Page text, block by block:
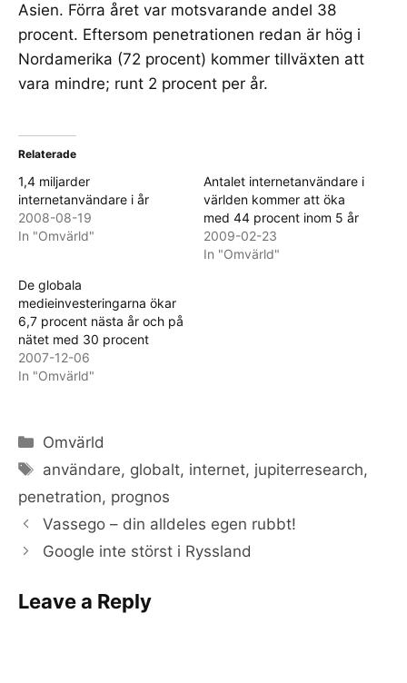
Asien. Förra året var motsvarande andel 38
procent. Eftersom penetrationen redan är hög i
Nordamerika (72 procent) kommer tillväxten att
vara mindre; runt 2 procent per år.
Relaterade
1,4 miljarder
internetanvändare i år
2008-08-19
In "Omvärld"
Antalet internetanvändare i
världen kommer att öka
med 44 procent inom 5 år
2009-02-23
In "Omvärld"
De globala
medieinvesteringarna ökar
6,7 procent nästa år och på
nätet med 30 procent
2007-12-06
In "Omvärld"
Categories
Omvärld
Tags
användare, globalt, internet, jupiterresearch,
penetration, prognos
Vassego – din alldeles egen rubbt!
Google inte störst i Ryssland
Leave a Reply